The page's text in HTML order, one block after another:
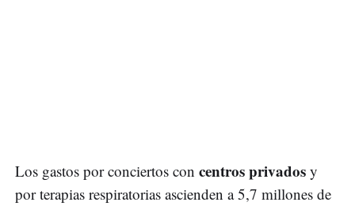
Los gastos por conciertos con centros privados y
por terapias respiratorias ascienden a 5,7 millones de